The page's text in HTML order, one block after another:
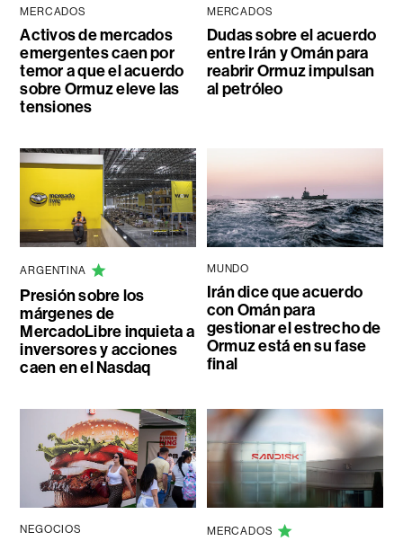
MERCADOS
Activos de mercados
emergentes caen por
temor a que el acuerdo
sobre Ormuz eleve las
tensiones
MERCADOS
Dudas sobre el acuerdo
entre Irán y Omán para
reabrir Ormuz impulsan
al petróleo
ARGENTINA
Presión sobre los
márgenes de
MercadoLibre inquieta a
inversores y acciones
caen en el Nasdaq
MUNDO
Irán dice que acuerdo
con Omán para
gestionar el estrecho de
Ormuz está en su fase
final
NEGOCIOS MERCADOS